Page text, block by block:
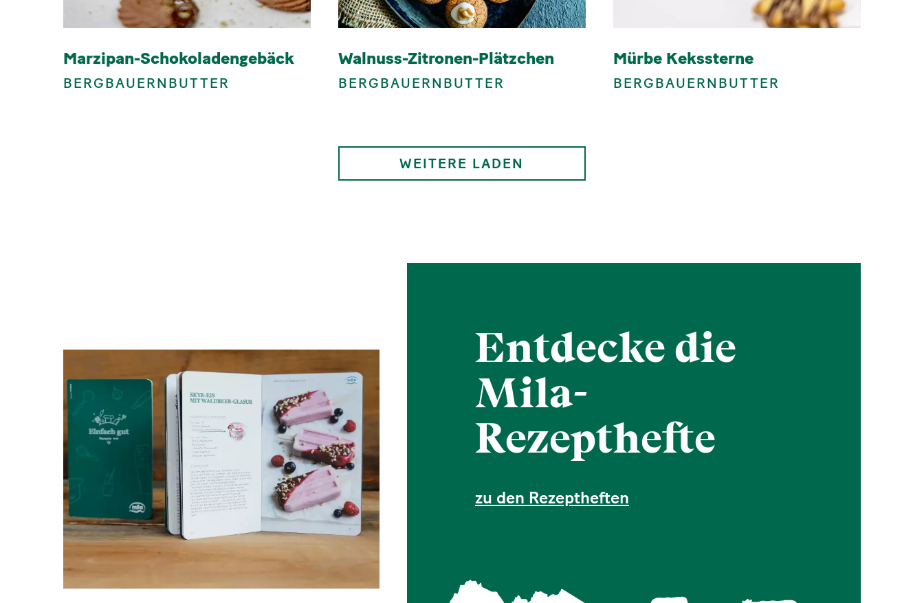
Marzipan-Schokoladengebäck
BERGBAUERNBUTTER
Walnuss-Zitronen-Plätzchen
BERGBAUERNBUTTER
Mürbe Kekssterne
BERGBAUERNBUTTER
WEITERE LADEN
Entdecke die
Mila-
Rezepthefte
zu den Rezeptheften